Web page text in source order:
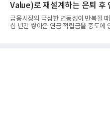
Value)로 재설계하는 은퇴 후
생활보장과 평생소득 전략
금융시장의 극심한 변동성이 반복될
십 년간 쌓아온 연금 적립금을 중도에